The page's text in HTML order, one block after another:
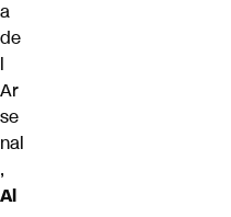
a
de
l
Ar
se
nal
,
Al